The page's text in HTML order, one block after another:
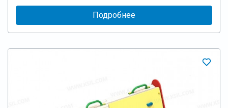
Подробнее